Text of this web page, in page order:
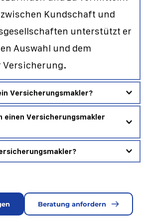
Kundschaft und
unterstützt er
Auswahl und dem
Versicherung.
Versicherungsmakler?
bietet seinen
Kunden eine objektive
empfiehlt
die den
hinaus überprüft ein
regelmäßig das
einen Versicherungsmakler
eines
Sie
die notwendigen
wird, erhält er eine
seine Dienstleistungen von
Beratung anfordern